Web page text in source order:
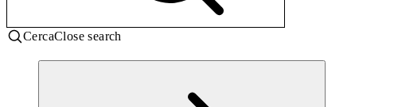
CercaClose search